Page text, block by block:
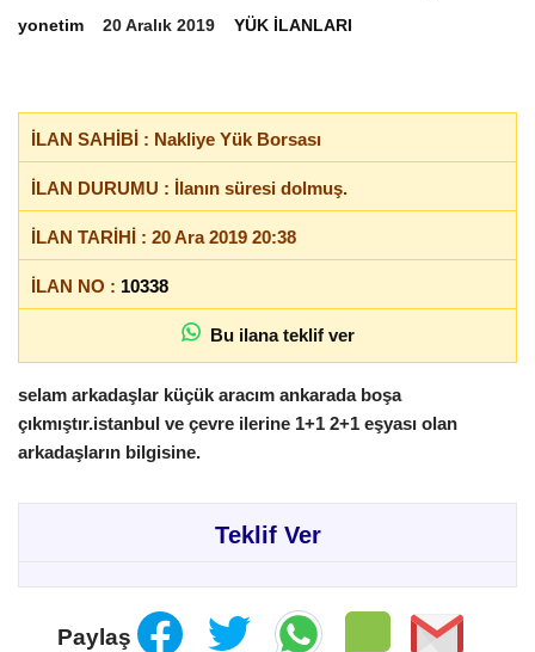
yonetim 20 Aralık 2019 YÜK İLANLARI
İLAN SAHİBİ : Nakliye Yük Borsası
İLAN DURUMU : İlanın süresi dolmuş.
İLAN TARİHİ : 20 Ara 2019 20:38
İLAN NO : 10338
Bu ilana teklif ver
selam arkadaşlar küçük aracım ankarada boşa
çıkmıştır.istanbul ve çevre ilerine 1+1 2+1 eşyası olan
arkadaşların bilgisine.
Teklif Ver
Paylaş